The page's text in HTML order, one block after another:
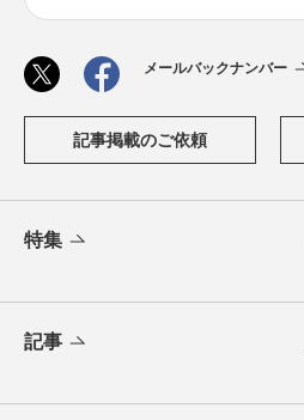
メールバックナンバー
記事掲載のご依頼
特集
記事